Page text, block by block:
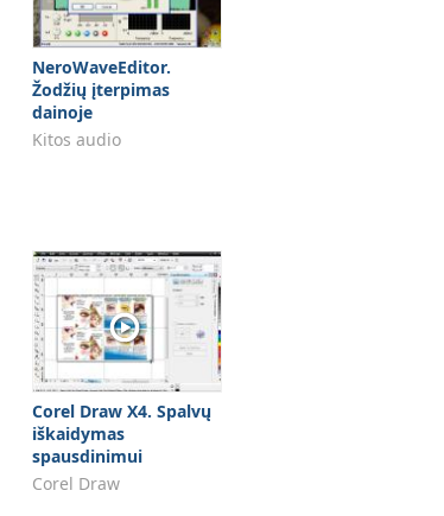
NeroWaveEditor.
Žodžių įterpimas
dainoje
Kitos audio
Corel Draw X4. Spalvų
iškaidymas
spausdinimui
Corel Draw